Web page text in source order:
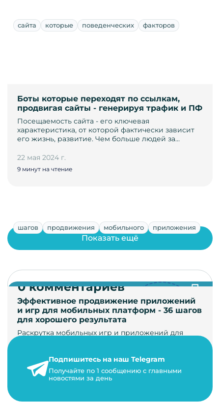
сайта которые поведенческих факторов
Боты которые переходят по ссылкам,
продвигая сайты - генерируя трафик и ПФ
Посещаемость сайта - его ключевая
характеристика, от которой фактически зависит
его жизнь, развитие. Чем больше людей за…
22 мая 2024 г.
9 минут на чтение
шагов продвижения мобильного приложения
Эффективное продвижение приложений
и игр для мобильных платформ - 36 шагов
для хорошего результата
Раскрутка мобильных игр и приложений для
24 января 2021 г.
14 минут на чтение
Показать ещё
0 комментариев
Подпишитесь на наш Telegram
Получайте по 1 сообщению с главными
новостями за день